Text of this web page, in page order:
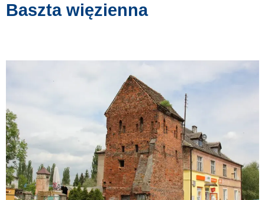
Baszta więzienna